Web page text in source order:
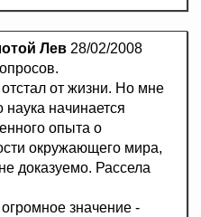
Лев 28/02/2008
от жизни. Но мне
наука начинается
опыта о
окружающего мира,
доказуемо. Рассела
значение -